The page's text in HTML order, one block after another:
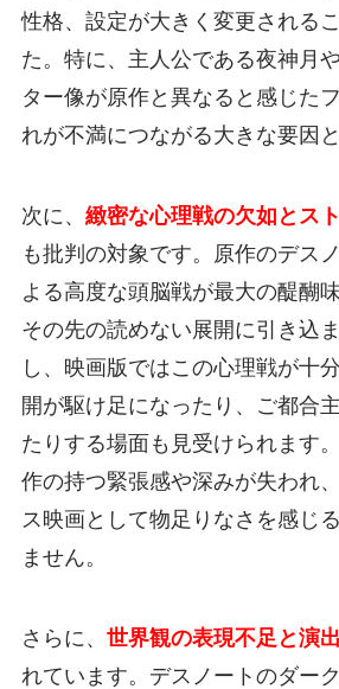
性格、設定が大きく変更される
た。特に、主人公である夜神月
ター像が原作と異なると感じた
れが不満につながる大きな要因
次に、 緻密な心理戦の欠如とス
も批判の対象です。原作のデス
よる高度な頭脳戦が最大の醍醐
その先の読めない展開に引き込
し、映画版ではこの心理戦が十
開が駆け足になったり、ご都合
たりする場面も見受けられます
作の持つ緊張感や深みが失われ
ス映画として物足りなさを感じ
ません。
さらに、 世界観の表現不足と演
れています。デスノートのダー